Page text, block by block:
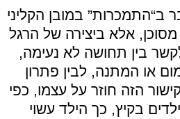
ב“התמכרות” במובן הקליני
אלא ביצירה של הרגל
בין תחושה לא נעימה,
או המתנה, לבין פתרון
הזה חוזר על עצמו, כפי
בקיץ, כך הילד עשוי